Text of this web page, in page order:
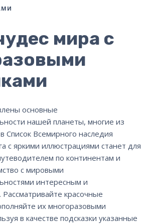
мира с
основные
нашей планеты, многие из
Список Всемирного наследия
с яркими иллюстрациями станет для
по континентам и
с мировыми
интересным и
красочные
их многоразовыми
в качестве подсказки указанные